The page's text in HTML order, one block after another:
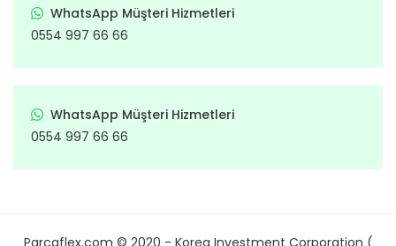
WhatsApp Müşteri Hizmetleri
0554 997 66 66
WhatsApp Müşteri Hizmetleri
0554 997 66 66
Parcaflex.com © 2020 - Korea Investment Corporation (